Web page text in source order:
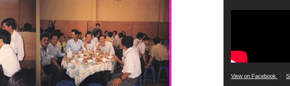
View on Facebook ·